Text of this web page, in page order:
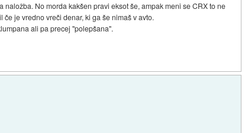
No morda kakšen pravi eksot še, ampak meni se CRX to ne
je vredno vreči denar, ki ga še nimaš v avto.
ali pa precej "polepšana".